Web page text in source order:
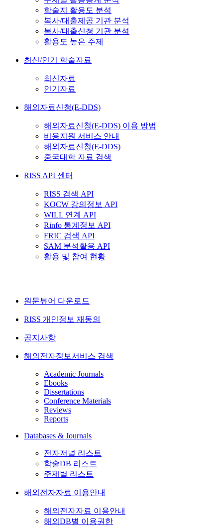
학술지 활용도 분석
복사/대출제공 기관 분석
복사/대출신청 기관 분석
활용도 높은 주제
최신/인기 학술자료
최신자료
인기자료
해외자료신청(E-DDS)
해외자료신청(E-DDS) 이용 방법
비용지원 서비스 안내
해외자료신청(E-DDS)
중국대학 자료 검색
RISS API 센터
RISS 검색 API
KOCW 강의정보 API
WILL 연계 API
Rinfo 통계정보 API
FRIC 검색 API
SAM 분석활용 API
활용 및 참여 현황
원문뷰어 다운로드
RISS 개인정보 재동의
공지사항
해외전자정보서비스 검색
Academic Journals
Ebooks
Dissertations
Conference Materials
Reviews
Reports
Databases & Journals
전자저널 리스트
학술DB 리스트
주제별 리스트
해외전자자료 이용안내
해외전자자료 이용안내
해외DB별 이용권한